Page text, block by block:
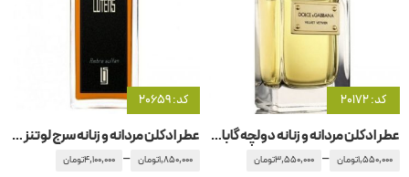
کد: 20172
عطر ادکلن مردانه و زنانه دولچه گابانا -دلچه گابانا ولوت وتیور
1,550,000تومان –
3,550,000تومان
کد: 20659
عطر ادکلن مردانه و زنانه سرج لوتنز آمبر سلطان
1,850,000تومان –
4,100,000تومان